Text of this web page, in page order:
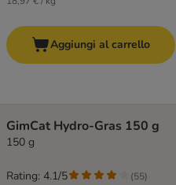
Aggiungi al carrello
GimCat Hydro-Gras 150 g
150 g
Rating: 4.1/5 (55)